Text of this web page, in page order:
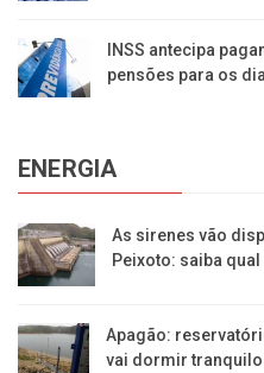
INSS antecipa
pensões para os
ENERGIA
As sirenes vão
Peixoto: saiba
Apagão:
vai dormir